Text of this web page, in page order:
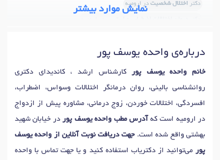
دکتر اختلال شخصیت در ارومیه
نمایش موارد بیشتر
درباره‌ی واحده یوسف پور
خانم واحده یوسف پور
کارشناس ارشد ، کاندیدای دکتری
روانشناسی بالینی، روان درمانگر اختلالات وسواس، اضطراب،
افسردگی، اختلالات خوردن، زوج درمانی، مشاوره پیش از ازدواج
در ارومیه است که آدرس مطب واحده یوسف پور در خیابان شهید
بهشتی واقع شده است.جهت دریافت نوبت آنلاین از واحده یوسف
پور
می‌توانید از دکتریاب استفاده کنید و یا جهت تماس با واحده